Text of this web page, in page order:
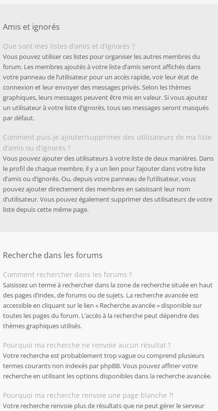
Amis et ignorés
Que sont mes listes d’amis et d’ignorés ?
Vous pouvez utiliser ces listes pour organiser les autres membres du
forum. Les membres ajoutés à votre liste d’amis seront affichés dans
votre panneau de l’utilisateur pour un accès rapide, voir leur état de
connexion et leur envoyer des messages privés. Selon les thèmes
graphiques, leurs messages peuvent être mis en valeur. Si vous ajoutez
un utilisateur à votre liste d’ignorés, tous ses messages seront masqués
par défaut.
Comment puis-je ajouter/supprimer des utilisateurs de ma liste
d’amis ou d’ignorés ?
Vous pouvez ajouter des utilisateurs à votre liste de deux manières. Dans
le profil de chaque membre, il y a un lien pour l’ajouter dans votre liste
d’amis ou d’ignorés. Ou, depuis votre panneau de l’utilisateur, vous
pouvez ajouter directement des membres en saisissant leur nom
d’utilisateur. Vous pouvez également supprimer des utilisateurs de votre
liste depuis cette même page.
Recherche dans les forums
Comment rechercher dans les forums ?
Saisissez un terme à rechercher dans la zone de recherche située en haut
des pages d’index, de forums ou de sujets. La recherche avancée est
accessible en cliquant sur le lien « Recherche avancée » disponible sur
toutes les pages du forum. L’accès à la recherche peut dépendre des
thèmes graphiques utilisés.
Pourquoi ma recherche ne renvoie aucun résultat ?
Votre recherche est probablement trop vague ou comprend plusieurs
termes courants non indexés par phpBB. Vous pouvez affiner votre
recherche en utilisant les options disponibles dans la recherche avancée.
Pourquoi ma recherche renvoie une page blanche ?!
Votre recherche renvoie plus de résultats que ne peut gérer le serveur